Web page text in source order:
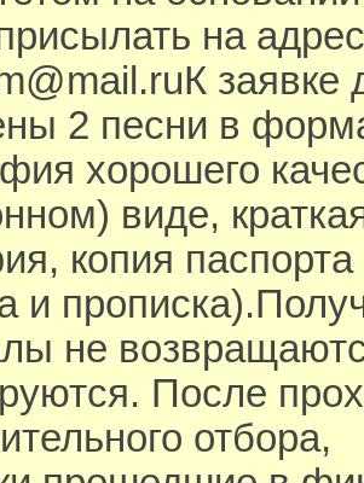
на
2 песни в
хорошего
виде,
копия
и
не
После
отбора,